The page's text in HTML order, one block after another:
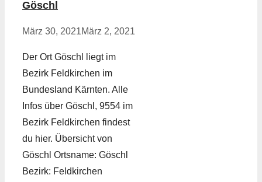
Göschl
März 30, 2021März 2, 2021
Der Ort Göschl liegt im
Bezirk Feldkirchen im
Bundesland Kärnten. Alle
Infos über Göschl, 9554 im
Bezirk Feldkirchen findest
du hier. Übersicht von
Göschl Ortsname: Göschl
Bezirk: Feldkirchen